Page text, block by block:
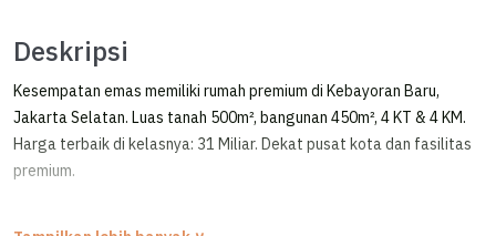
Deskripsi
Kesempatan emas memiliki rumah premium di Kebayoran Baru,
Jakarta Selatan. Luas tanah 500m², bangunan 450m², 4 KT & 4 KM.
Harga terbaik di kelasnya: 31 Miliar. Dekat pusat kota dan fasilitas
premium.